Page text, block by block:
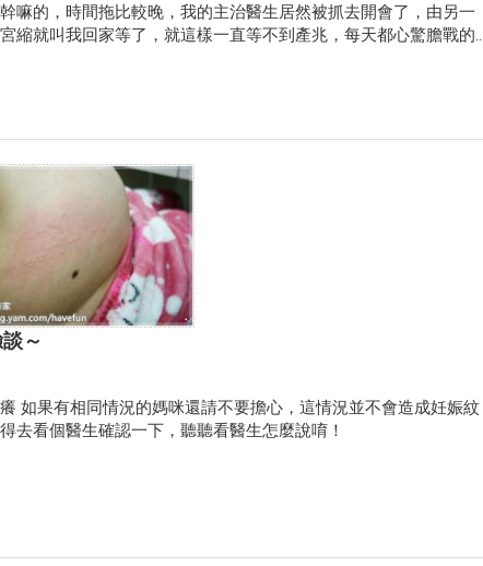
嘛的，時間拖比較晚，我的主治醫生居然被抓去開會了，由另一
縮就叫我回家等了，就這樣一直等不到產兆，每天都心驚膽戰的
理兩個孩子，默默的居然來到39+5的產檢日！
～
紋
去看個醫生確認一下，聽聽看醫生怎麼說唷！